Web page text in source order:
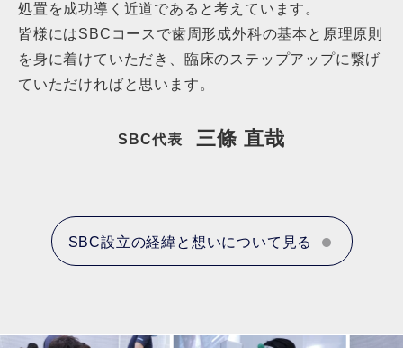
処置を成功導く近道であると考えています。
皆様にはSBCコースで歯周形成外科の基本と原理原則
を身に着けていただき、臨床のステップアップに繋げ
ていただければと思います。
SBC代表 三條 直哉
SBC設立の経緯と想いについて見る